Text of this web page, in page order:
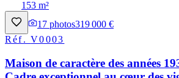
153 m²
17 photos319 000 €
Réf.V0003
Maison de caractère des années